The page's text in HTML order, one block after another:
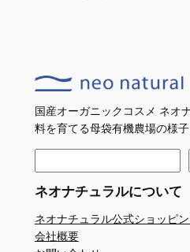
国産オーガニックコスメ ネオ
料を育てる母袋有機農場の様
ネオナチュラルについて
ネオナチュラル公式ショッピ
会社概要